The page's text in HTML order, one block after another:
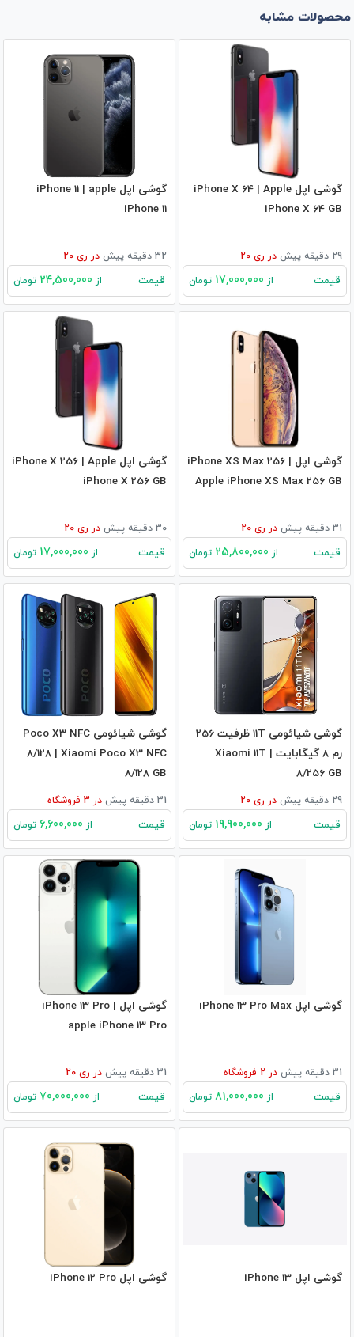
محصولات مشابه
گوشی اپل iPhone X 64 | Apple
iPhone X 64 GB
29 دقیقه پیش در ری 20
قیمت از تومان
گوشی اپل iPhone 11 | apple
iPhone 11
32 دقیقه پیش در ری 20
قیمت از تومان
گوشی اپل iPhone XS Max 256 |
Apple iPhone XS Max 256 GB
31 دقیقه پیش در ری 20
قیمت از تومان
گوشی اپل iPhone X 256 | Apple
iPhone X 256 GB
30 دقیقه پیش در ری 20
قیمت از تومان
گوشی شیائومی 11T ظرفیت 256
رم 8 گیگابایت | Xiaomi 11T
8/256 GB
29 دقیقه پیش در ری 20
قیمت از تومان
گوشی شیائومی Poco X3 NFC
8/128 | Xiaomi Poco X3 NFC
8/128 GB
31 دقیقه پیش در فروشگاه
قیمت از تومان
گوشی اپل iPhone 13 Pro Max
31 دقیقه پیش در فروشگاه
قیمت از تومان
گوشی اپل iPhone 13 Pro |
apple iPhone 13 Pro
31 دقیقه پیش در ری 20
قیمت از تومان
گوشی اپل iPhone 13 گوشی اپل iPhone 12 Pro